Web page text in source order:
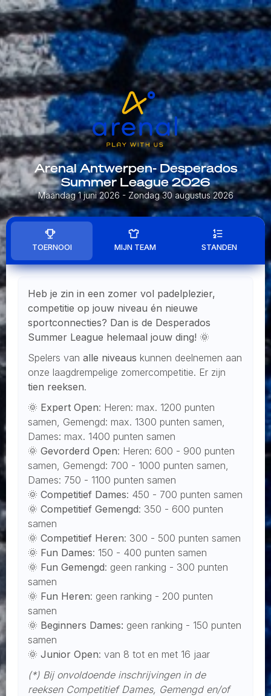
Arenal Antwerpen- Desperados
Summer League 2026
Maandag 1 juni 2026 - Zondag 30 augustus 2026
TOERNOOI MIJN TEAM STANDEN
Heb je zin in een zomer vol padelplezier,
competitie op jouw niveau én nieuwe
sportconnecties? Dan is de Desperados
Summer League helemaal jouw ding! 🌞
Spelers van alle niveaus kunnen deelnemen aan
onze laagdrempelige zomercompetitie. Er zijn
tien reeksen.
🌞 Expert Open: Heren: max. 1200 punten
samen, Gemengd: max. 1300 punten samen,
Dames: max. 1400 punten samen
🌞 Gevorderd Open: Heren: 600 - 900 punten
samen, Gemengd: 700 - 1000 punten samen,
Dames: 750 - 1100 punten samen
🌞 Competitief Dames: 450 - 700 punten samen
🌞 Competitief Gemengd: 350 - 600 punten
samen
🌞 Competitief Heren: 300 - 500 punten samen
🌞 Fun Dames: 150 - 400 punten samen
🌞 Fun Gemengd: geen ranking - 300 punten
samen
🌞 Fun Heren: geen ranking - 200 punten
samen
🌞 Beginners Dames: geen ranking - 150 punten
samen
🌞 Junior Open: van 8 tot en met 16 jaar
(*) Bij onvoldoende inschrijvingen in de
reeksen Competitief Dames, Gemengd en/of